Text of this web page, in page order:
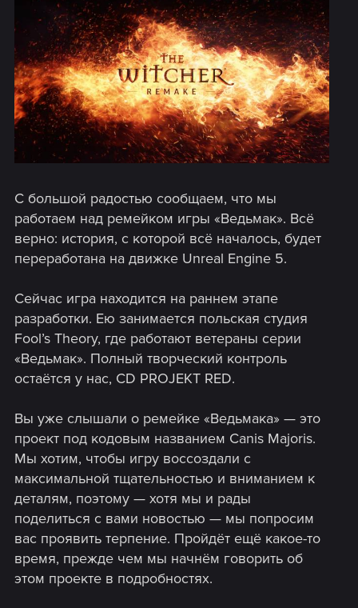
С большой радостью сообщаем, что мы
работаем над ремейком игры «Ведьмак». Всё
верно: история, с которой всё началось, будет
переработана на движке Unreal Engine 5.
Сейчас игра находится на раннем этапе
разработки. Ею занимается польская студия
Fool’s Theory, где работают ветераны серии
«Ведьмак». Полный творческий контроль
остаётся у нас, CD PROJEKT RED.
Вы уже слышали о ремейке «Ведьмака» — это
проект под кодовым названием Canis Majoris.
Мы хотим, чтобы игру воссоздали с
максимальной тщательностью и вниманием к
деталям, поэтому — хотя мы и рады
поделиться с вами новостью — мы попросим
вас проявить терпение. Пройдёт ещё какое-то
время, прежде чем мы начнём говорить об
этом проекте в подробностях.